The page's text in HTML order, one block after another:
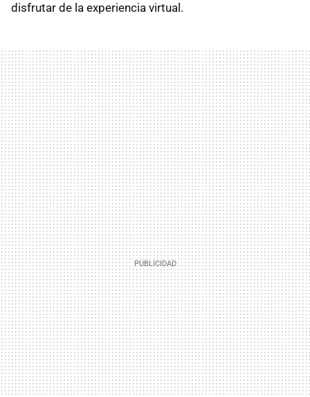
disfrutar de la experiencia virtual.